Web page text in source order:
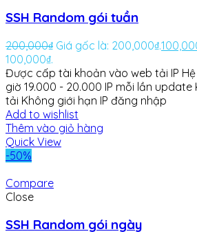
SSH Random gói tuần
200,000₫ Giá gốc là: 200,000₫.
100,000₫.
Được cấp tài khoản vào web tải IP
giờ 19.000 - 20.000 IP mỗi lần update
tải Không giới hạn IP đăng nhập
Add to wishlist
Thêm vào giỏ hàng
Quick View
-50%
Compare
Close
SSH Random gói ngày